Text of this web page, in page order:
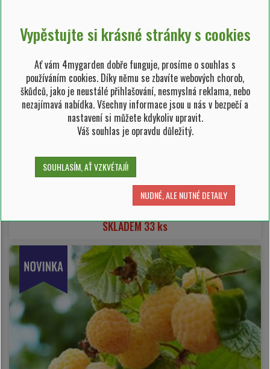
pažitka pobřežní 'Prado'
Allium schoenoprasum 'Prado'
53,10 Kč/ ks
-
SKLADEM 33 ks
Vypěstujte si krásné stránky s cookies
Ať vám 4mygarden dobře funguje, prosíme o souhlas s
používáním cookies. Díky němu se zbavíte webových chorob,
škůdců, jako je neustálé přihlašování, nesmyslná reklama, nebo
nezajímavá nabídka. Všechny informace jsou u nás v bezpečí a
nastavení si můžete kdykoliv upravit.
Váš souhlas je opravdu důležitý.
SOUHLASÍM, AŤ VZKVÉTAJÍ!
NUDNÉ, ALE NUTNÉ DETAILY